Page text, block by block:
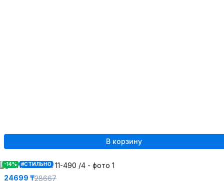
В корзину
-14% #СТИЛЬНО
24699 ₸28667